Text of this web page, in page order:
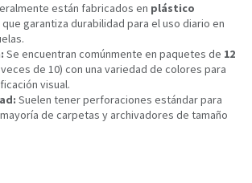
están fabricados en plástico
que garantiza durabilidad para el uso diario en
Se encuentran comúnmente en paquetes de 12
de 10) con una variedad de colores para
visual.
Suelen tener perforaciones estándar para
de carpetas y archivadores de tamaño